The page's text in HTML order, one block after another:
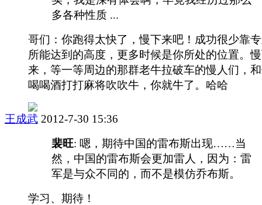
多各种性质 ...
哥们：你跑得太快了，慢下来吧！成功很少靠
所能达到的高度，更多时候是你所处的位置。
来，等一等周边的那群老牛拉破车的慢人们，
喝喝酒打打麻将吹吹牛，你就牛了。哈哈
王成武 2012-7-30 15:36
裴旺: 嗯，期待中国的雷布斯出现……当
然，中国的雷布斯会更加雷人，因为：雷
军是与众不同的，而不是模仿乔布斯。
学习、期待！